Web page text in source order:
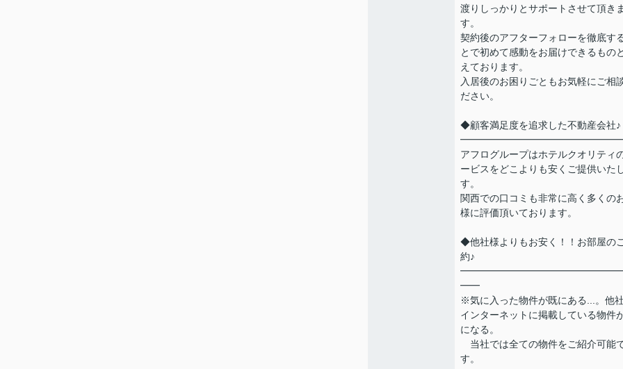
渡りしっかりとサポートさせて頂き
す。
契約後のアフターフォローを徹底す
とで初めて感動をお届けできるもの
えております。
入居後のお困りごともお気軽にご相
ださい。
◆顧客満足度を追求した不動産会社♪
アフログループはホテルクオリティ
ービスをどこよりも安くご提供いた
す。
関西での口コミも非常に高く多くの
様に評価頂いております。
◆他社様よりもお安く！！お部屋の
約♪
━━
※気に入った物件が既にある...。他
インターネットに掲載している物件
になる。
当社では全ての物件をご紹介可能
す。